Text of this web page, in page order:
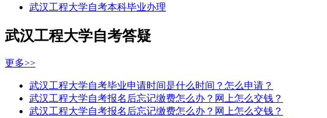
武汉工程大学自考本科毕业办理
武汉工程大学自考答疑
更多>>
武汉工程大学自考毕业申请时间是什么时间？怎么申请？
武汉工程大学自考报名后忘记缴费怎么办？网上怎么交钱？
武汉工程大学自考报名后忘记缴费怎么办？网上怎么交钱？